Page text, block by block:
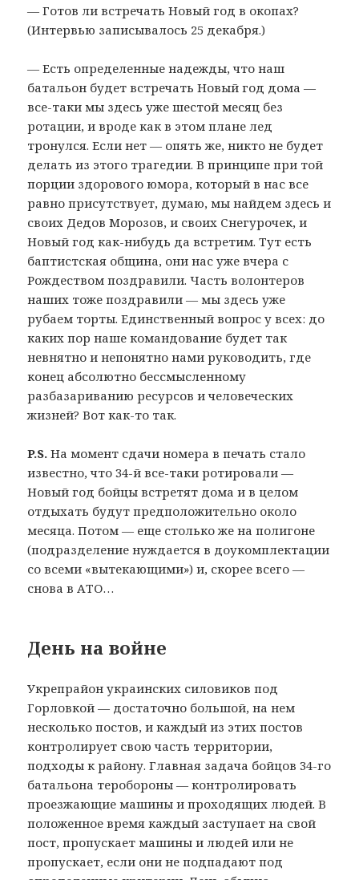
— Готов ли встречать Новый год в окопах?
(Интервью записывалось 25 декабря.)
— Есть определенные надежды, что наш
батальон будет встречать Новый год дома —
все-таки мы здесь уже шестой месяц без
ротации, и вроде как в этом плане лед
тронулся. Если нет — опять же, никто не будет
делать из этого трагедии. В принципе при той
порции здорового юмора, который в нас все
равно присутствует, думаю, мы найдем здесь и
своих Дедов Морозов, и своих Снегурочек, и
Новый год как-нибудь да встретим. Тут есть
баптистская община, они нас уже вчера с
Рождеством поздравили. Часть волонтеров
наших тоже поздравили — мы здесь уже
рубаем торты. Единственный вопрос у всех: до
каких пор наше командование будет так
невнятно и непонятно нами руководить, где
конец абсолютно бессмысленному
разбазариванию ресурсов и человеческих
жизней? Вот как-то так.
P.S.На момент сдачи номера в печать стало
известно, что 34-й все-таки ротировали —
Новый год бойцы встретят дома и в целом
отдыхать будут предположительно около
месяца. Потом — еще столько же на полигоне
(подразделение нуждается в доукомплектации
со всеми «вытекающими») и, скорее всего —
снова в АТО…
День на войне
Укрепрайон украинских силовиков под
Горловкой — достаточно большой, на нем
несколько постов, и каждый из этих постов
контролирует свою часть территории,
подходы к району. Главная задача бойцов 34-го
батальона теробороны — контролировать
проезжающие машины и проходящих людей. В
положенное время каждый заступает на свой
пост, пропускает машины и людей или не
пропускает, если они не подпадают под